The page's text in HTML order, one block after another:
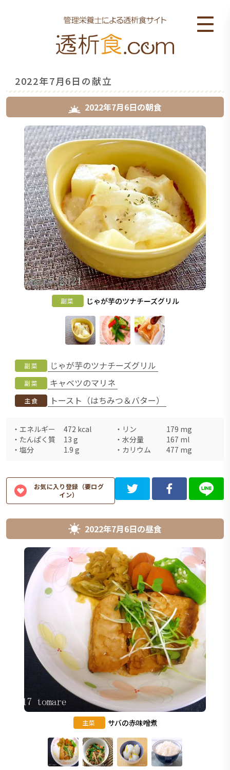
2022年7月6日の献立
2022年7月6日の朝食
副菜 じゃが芋のツナチーズグリル
副菜 じゃが芋のツナチーズグリル
副菜 キャベツのマリネ
主食 トースト（はちみつ＆バター）
・ エネルギー 472 kcal ・ リン 179 mg
・ たんぱく質 13 g ・ 水分量 167 ml
・ 塩分 1.9 g ・ カリウム 477 mg
お気に入り登録（要ログ
イン）
2022年7月6日の昼食
主菜 サバの赤味噌煮